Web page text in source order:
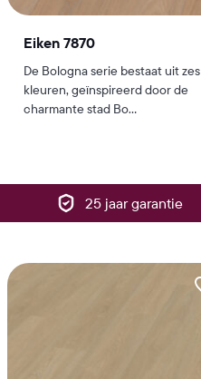
Eiken 7870
De Bologna serie bestaat uit zes
kleuren, geïnspireerd door de
charmante stad Bo...
25 jaar garantie